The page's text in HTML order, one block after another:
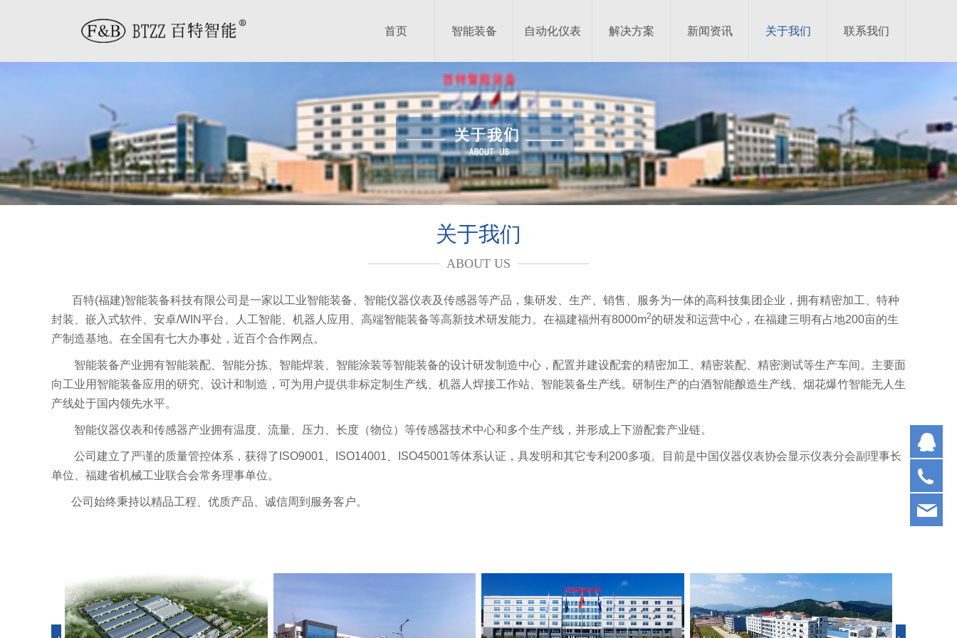
首页 智能装备 自动化仪表 解决方案 新闻资讯 关于我们 联系我们
关于我们
ABOUT US
百特(福建)智能装备科技有限公司是一家以工业智能装备、智能仪器仪表及传感器等产品，集研发、生产、销售、服务为一体的高科技集团企业，拥有精密加工、特种
封装、嵌入式软件、安卓/WIN平台、人工智能、机器人应用、高端智能装备等高新技术研发能力。在福建福州有8000m2的研发和运营中心，在福建三明有占地200亩的生
产制造基地。在全国有七大办事处，近百个合作网 点。
智能装备产业拥有智能装配、智能分拣、智能焊装、智能涂装等智能装备的设计研发制造中心，配置并建设配套的精密加工、精密装配、精密测试等生产车间。主要面
向工业用智能装备应用的研究、设计和制造，可为用户提供非标定制生产线、机器人焊接工作站、智能装备生产线。研制生产的白酒智能酿造生产线、烟花爆竹智能无人生
产线处于国内领先水平。
智能仪器仪表和传感器产业拥有温度、流量、压力、长度（物位）等传感器技术中心和多个生产线，并形成上下游配套产业链。
公司建立了严谨的质量管控体系，获得了ISO9001、ISO14001、ISO45001等体系认证，具发明和其它专利200多项。目前是中国仪器仪表协会显示仪表分会副理事长
单位、福建省机械工业联合会常务理事单位。
公司始终秉持以精品工程、优质产品、诚信周到服务客户。